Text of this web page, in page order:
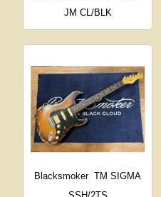
JM CL/BLK
Blacksmoker TM SIGMA